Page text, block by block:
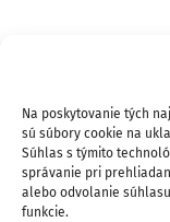
Na poskytovanie tých
sú súbory cookie na
Súhlas s týmito
správanie pri
alebo odvolanie
funkcie.